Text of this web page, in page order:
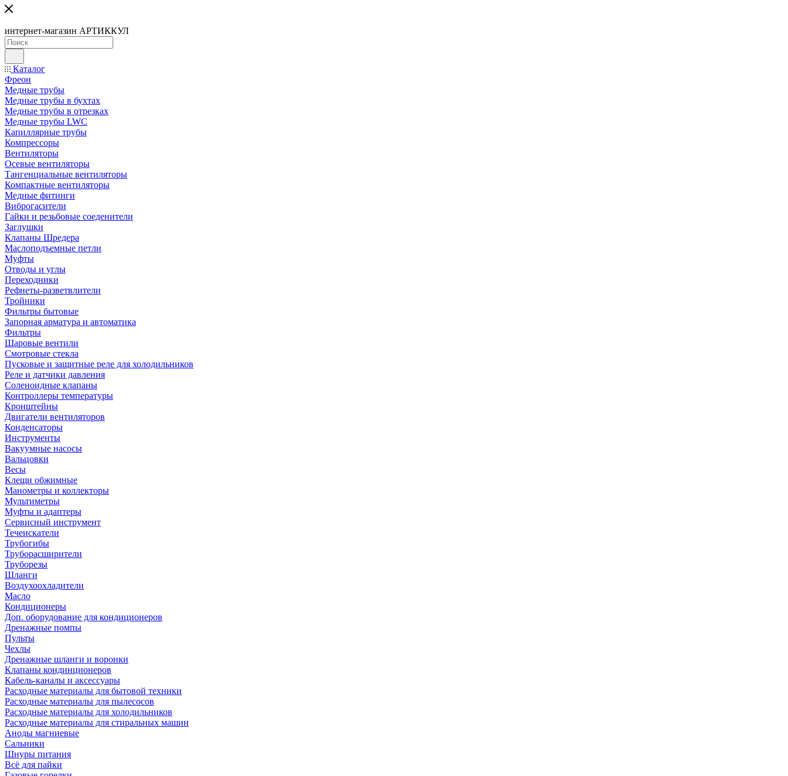
интернет-магазин АРТИККУЛ
Каталог
Фреон
Медные трубы
Медные трубы в бухтах
Медные трубы в отрезках
Медные трубы LWC
Капиллярные трубы
Компрессоры
Вентиляторы
Осевые вентиляторы
Тангенциальные вентиляторы
Компактные вентиляторы
Медные фитинги
Виброгасители
Гайки и резьбовые соеденители
Заглушки
Клапаны Шредера
Маслоподъемные петли
Муфты
Отводы и углы
Переходники
Рефнеты-разветвлители
Тройники
Фильтры бытовые
Запорная арматура и автоматика
Фильтры
Шаровые вентили
Смотровые стекла
Пусковые и защитные реле для холодильников
Реле и датчики давления
Соленоидные клапаны
Контроллеры температуры
Кронштейны
Двигатели вентиляторов
Конденсаторы
Инструменты
Вакуумные насосы
Вальцовки
Весы
Клещи обжимные
Манометры и коллекторы
Мультиметры
Муфты и адаптеры
Сервисный инструмент
Течеискатели
Трубогибы
Труборасширители
Труборезы
Шланги
Воздухоохладители
Масло
Кондиционеры
Доп. оборудование для кондиционеров
Дренажные помпы
Пульты
Чехлы
Дренажные шланги и воронки
Клапаны кондинционеров
Кабель-каналы и аксессуары
Расходные материалы для бытовой техники
Расходные материалы для пылесосов
Расходные материалы для холодильников
Расходные материалы для стиральных машин
Аноды магниевые
Сальники
Шнуры питания
Всё для пайки